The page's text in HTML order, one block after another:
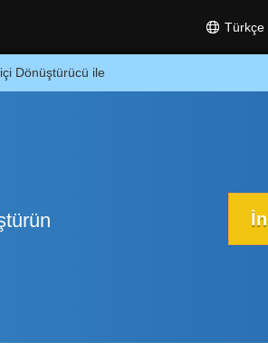
Türkçe
Dönüştürücü ile